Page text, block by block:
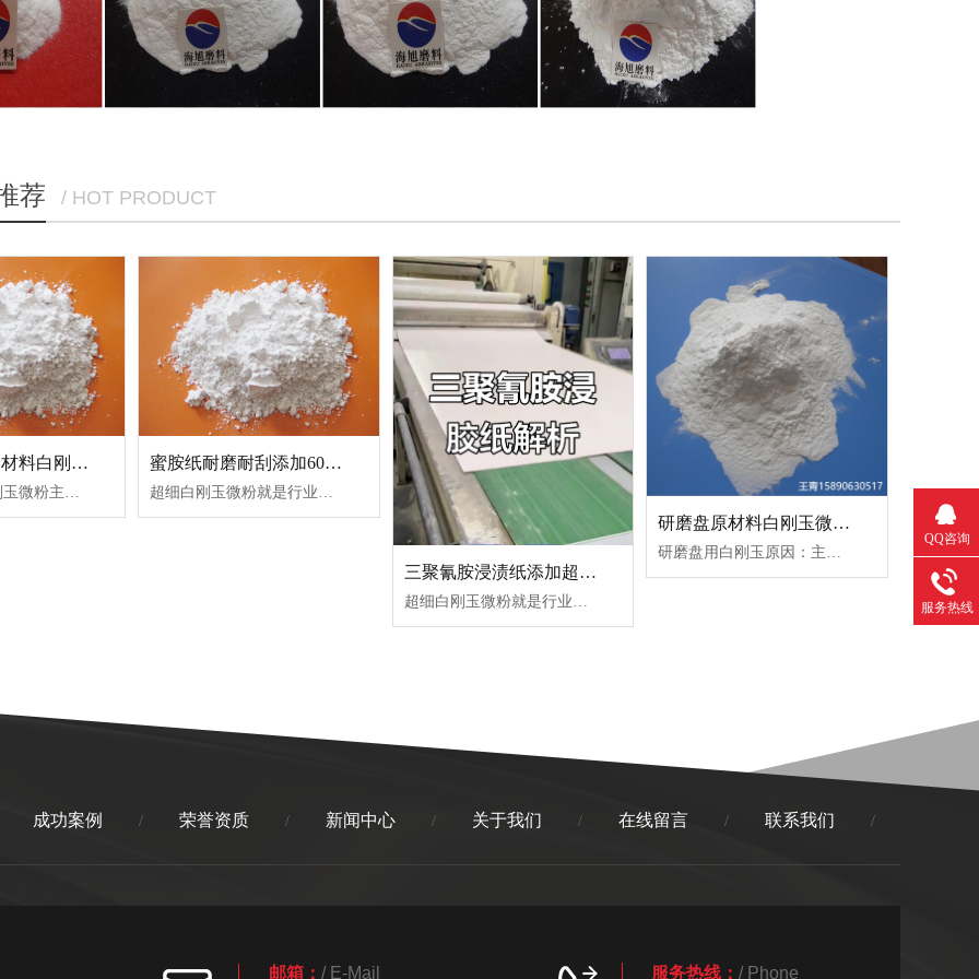
荐 / HOT PRODUCT
硅胶添加耐磨材料白刚玉微粉400#目 蜜胺纸耐磨耐刮添加6000#目白刚玉微粉
三聚氰胺浸渍纸添加超细白刚玉6000#目氧化铝粉末
超细白刚玉微粉就是行业俗称的耐磨氧化铝砂，主要加在表层耐磨浸渍纸、高耐磨饰面胶层里，核心目的是大幅提升表面耐磨、抗划伤性能，同时兼......
研磨盘原材料白刚玉微粉600#
成功案例 / 荣誉资质 / 新闻中心 / 关于我们 / 在线留言 / 联系我们 /
邮箱： / E-Mail 服务热线： / Phone
QQ咨询
服务热线